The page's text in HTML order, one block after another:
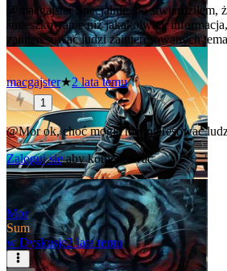
@macgajsterSpecjalnie, bo stwierdziłem,
śmieszkowanie niż jakakolwiek
zainteresować ludzi zainteresowanych
macgajster★2 lata temu
1
@Morok, choć mogła nie interesować
Zaloguj sięaby komentować
Mor
Sum
w Dyskusje2 lata temu